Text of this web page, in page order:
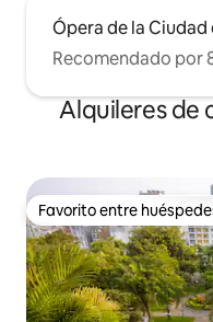
Ópera de la Ciudad
Recomendado por
Alquileres de
Favorito entre
Favorito entre